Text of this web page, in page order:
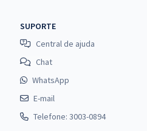
SUPORTE
Central de ajuda
Chat
WhatsApp
E-mail
Telefone: 3003-0894